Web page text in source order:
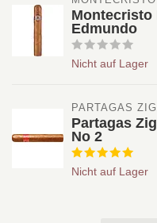
Montecristo
Edmundo
Nicht auf Lager
PARTAGAS
Partagas
No 2
Nicht auf Lager